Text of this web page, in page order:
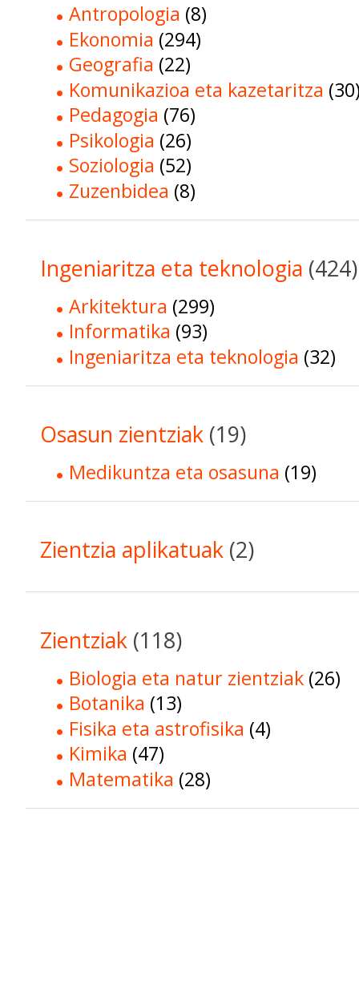
Antropologia (8)
Ekonomia (294)
Geografia (22)
Komunikazioa eta kazetaritza
Pedagogia (76)
Psikologia (26)
Soziologia (52)
Zuzenbidea (8)
Ingeniaritza eta teknologia (424)
Arkitektura (299)
Informatika (93)
Ingeniaritza eta teknologia (32)
Osasun zientziak (19)
Medikuntza eta osasuna (19)
Zientzia aplikatuak (2)
Zientziak (118)
Biologia eta natur zientziak (26)
Botanika (13)
Fisika eta astrofisika (4)
Kimika (47)
Matematika (28)